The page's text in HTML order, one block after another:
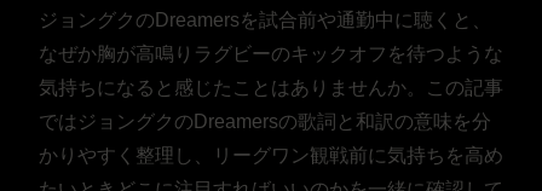
ジョングクのDreamersを試合前や通勤中に聴くと、
なぜか胸が高鳴りラグビーのキックオフを待つような
気持ちになると感じたことはありませんか。この記事
ではジョングクのDreamersの歌詞と和訳の意味を分
かりやすく整理し、リーグワン観戦前に気持ちを高め